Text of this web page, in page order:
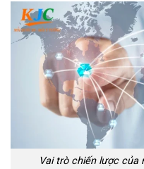
Vai trò chiến lược của